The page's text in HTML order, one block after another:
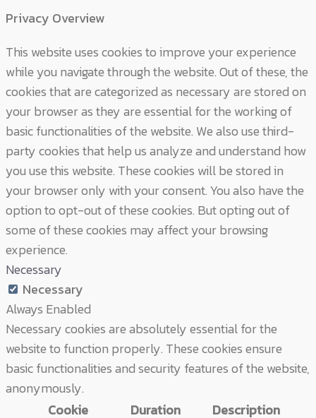
Privacy Overview
This website uses cookies to improve your experience
while you navigate through the website. Out of these, the
cookies that are categorized as necessary are stored on
your browser as they are essential for the working of
basic functionalities of the website. We also use third-
party cookies that help us analyze and understand how
you use this website. These cookies will be stored in
your browser only with your consent. You also have the
option to opt-out of these cookies. But opting out of
some of these cookies may affect your browsing
experience.
Necessary
Necessary
Always Enabled
Necessary cookies are absolutely essential for the
website to function properly. These cookies ensure
basic functionalities and security features of the website,
anonymously.
Cookie
Duration Description